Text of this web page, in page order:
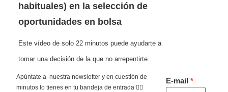
habituales) en la selección de
oportunidades en bolsa
Este vídeo de solo 22 minutos puede ayudarte a
tomar una decisión de la que no arrepentirte.
Apúntate a nuestra newsletter y en cuestión de
minutos lo tienes en tu bandeja de entrada 👇🏻
E-mail